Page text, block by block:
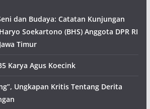
dan Budaya: Catatan Kunjungan
Soekartono (BHS) Anggota DPR RI
Timur
Karya Agus Koecink
Ungkapan Kritis Tentang Derita